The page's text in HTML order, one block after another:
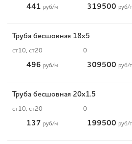
441 руб/м 319500 руб/т
Труба бесшовная 18х5
ст10, ст20 0
496 руб/м 309500 руб/т
Труба бесшовная 20х1.5
ст10, ст20 0
137 руб/м 199500 руб/т